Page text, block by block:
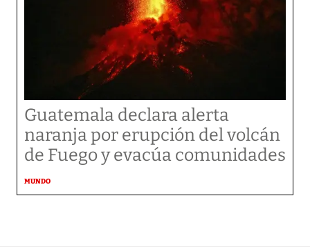
Guatemala declara alerta
naranja por erupción del volcán
de Fuego y evacúa comunidades
MUNDO